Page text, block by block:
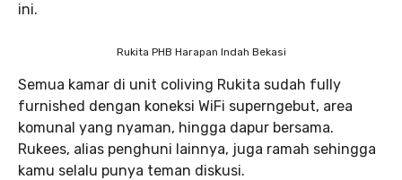
ini.
Rukita PHB Harapan Indah Bekasi
Semua kamar di unit coliving Rukita sudah fully
furnished dengan koneksi WiFi superngebut, area
komunal yang nyaman, hingga dapur bersama.
Rukees, alias penghuni lainnya, juga ramah sehingga
kamu selalu punya teman diskusi.